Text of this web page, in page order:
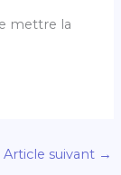
mettre la
Article suivant →